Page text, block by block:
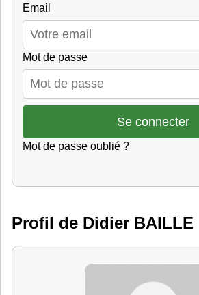
Email
Mot de passe
Mot de passe oublié ?
Profil de Didier BAILLE